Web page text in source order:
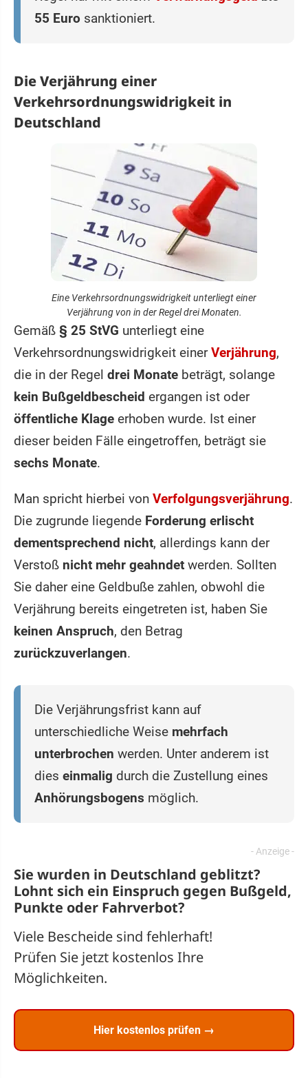
55 Euro sanktioniert.
Die Verjährung einer
Verkehrsordnungswidrigkeit in
Deutschland
Eine Verkehrsordnungswidrigkeit unterliegt einer
Verjährung von in der Regel drei Monaten.
Gemäß § 25 StVG unterliegt eine
Verkehrsordnungswidrigkeit einerVerjährung,
die in der Regel drei Monate beträgt, solange
kein Bußgeldbescheid ergangen ist oder
öffentliche Klage erhoben wurde. Ist einer
dieser beiden Fälle eingetroffen, beträgt sie
sechs Monate.
Man spricht hierbei von Verfolgungsverjährung.
Die zugrunde liegende Forderung erlischt
dementsprechend nicht, allerdings kann der
Verstoß nicht mehr geahndet werden. Sollten
Sie daher eine Geldbuße zahlen, obwohl die
Verjährung bereits eingetreten ist, haben Sie
keinen Anspruch, den Betrag
zurückzuverlangen.
Die Verjährungsfrist kann auf
unterschiedliche Weise mehrfach
unterbrochen werden. Unter anderem ist
dies einmalig durch die Zustellung eines
Anhörungsbogens möglich.
Sie wurden in Deutschland geblitzt?
Lohnt sich ein Einspruch gegen Bußgeld,
Punkte oder Fahrverbot?
Viele Bescheide sind fehlerhaft!
Prüfen Sie jetzt kostenlos Ihre
Möglichkeiten.
Hier kostenlos prüfen →